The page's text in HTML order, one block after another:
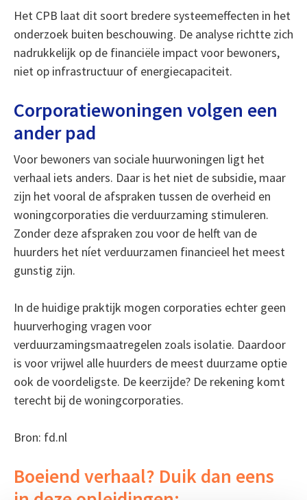
Het CPB laat dit soort bredere systeemeffecten in het
onderzoek buiten beschouwing. De analyse richtte zich
nadrukkelijk op de financiële impact voor bewoners,
niet op infrastructuur of energiecapaciteit.
Corporatiewoningen volgen een
ander pad
Voor bewoners van sociale huurwoningen ligt het
verhaal iets anders. Daar is het niet de subsidie, maar
zijn het vooral de afspraken tussen de overheid en
woningcorporaties die verduurzaming stimuleren.
Zonder deze afspraken zou voor de helft van de
huurders het níet verduurzamen financieel het meest
gunstig zijn.
In de huidige praktijk mogen corporaties echter geen
huurverhoging vragen voor
verduurzamingsmaatregelen zoals isolatie. Daardoor
is voor vrijwel alle huurders de meest duurzame optie
ook de voordeligste. De keerzijde? De rekening komt
terecht bij de woningcorporaties.
Bron: fd.nl
Boeiend verhaal? Duik dan eens